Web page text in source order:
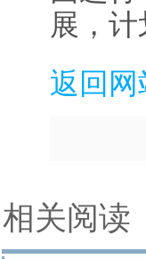
展，
返回网
相关阅读